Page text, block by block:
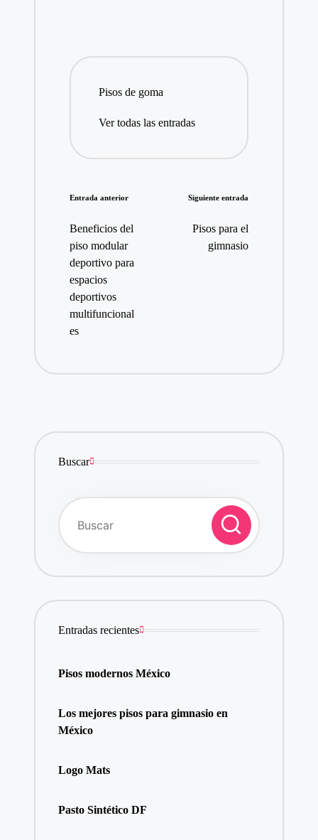
Pisos de goma
Ver todas las entradas
Navegación
de
entradas
Entrada anterior
Beneficios del
piso modular
deportivo para
espacios
deportivos
multifuncional
es
Siguiente entrada
Pisos para el
gimnasio
Buscar
Entradas recientes
Pisos modernos México
Los mejores pisos para gimnasio en
México
Logo Mats
Pasto Sintético DF